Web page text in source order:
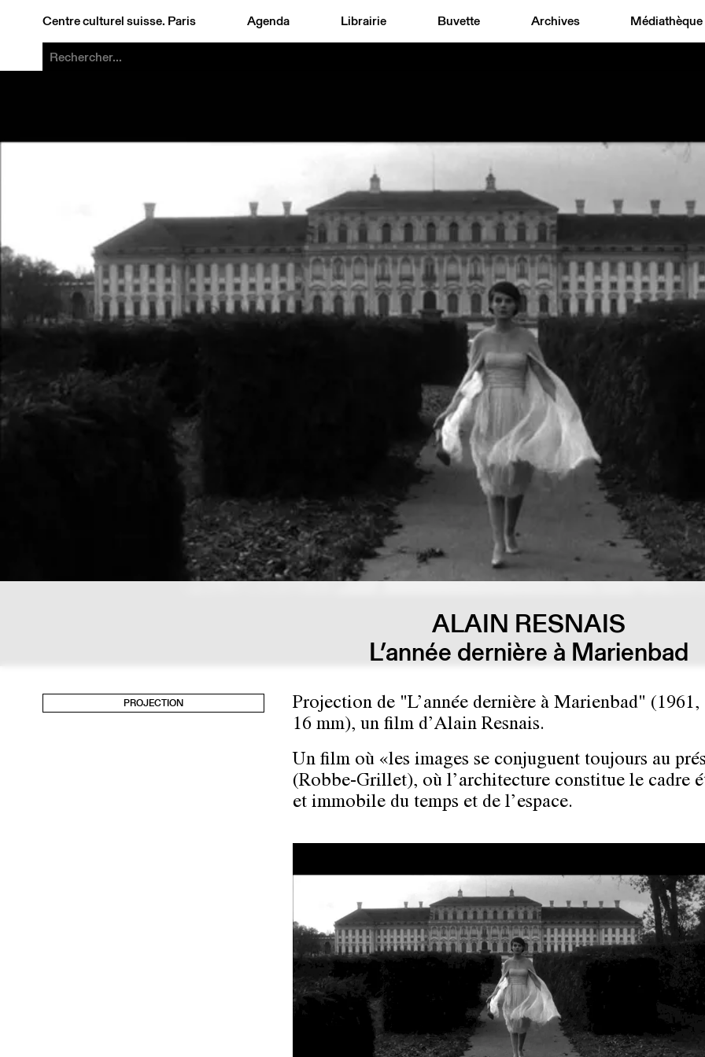
Centre culturel suisse. Paris Agenda Librairie Buvette Archives Médiathèque
ALAIN RESNAIS
L’année dernière à Marienbad
PROJECTION
Projection de "L’année dernière à Marienbad" (1961,
16 mm), un film d’Alain Resnais.
Un film où «les images se conjuguent toujours au
(Robbe-Grillet), où l’architecture constitue le cadre
et immobile du temps et de l’espace.